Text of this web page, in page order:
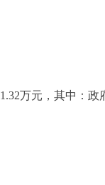
万元，其中：政